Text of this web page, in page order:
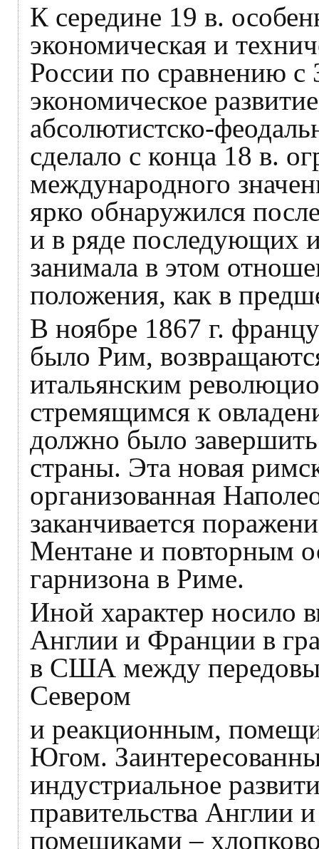
К середине 19 в.
экономическая и
России по сравнению с
экономическое
абсолютистско-
сделало с конца 18 в.
международного
ярко обнаружился
и в ряде последующих
занимала в этом
положения, как в
В ноябре 1867 г.
было Рим,
итальянским
стремящимся к
должно было
страны. Эта новая
организованная
заканчивается
Ментане и повторным
гарнизона в Риме.
Иной характер носило
Англии и Франции в
в США между
Севером
и реакционным,
Югом.
индустриальное
правительства Англии
помещиками –